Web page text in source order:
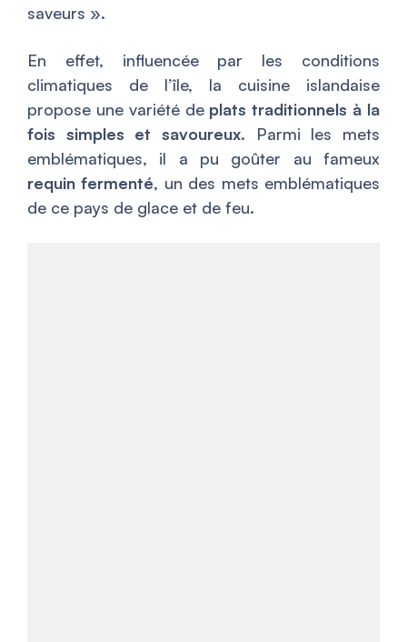
saveurs ».
En effet, influencée par les conditions
climatiques de l’île, la cuisine islandaise
propose une variété de plats traditionnels à la
fois simples et savoureux. Parmi les mets
emblématiques, il a pu goûter au fameux
requin fermenté, un des mets emblématiques
de ce pays de glace et de feu.